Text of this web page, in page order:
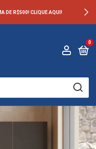
DE R$500! CLIQUE AQUI!
0